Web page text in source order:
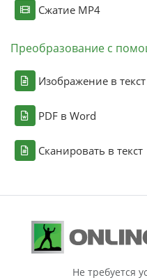
Сжатие MP4
Преобразование с
Изображение в текст
PDF в Word
Сканировать в текст
Не требуется